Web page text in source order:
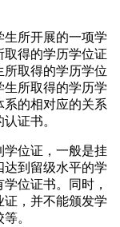
生所开展的一项学
取得的学历学位证
取得的学历学位
生所取得的学历学
系的相对应的关系
证书。
学位证，一般是挂
到留级水平的学
位证书。同时，
，并不能颁发学
。